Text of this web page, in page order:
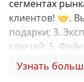
сегментах
клиентов! 🤝.
подарки; 3.
ключей; 5.
квартал» —
Узнать